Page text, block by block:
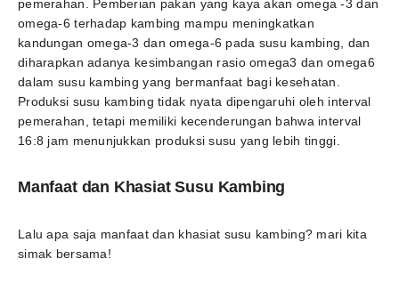
pemerahan. Pemberian pakan yang kaya akan omega -3 dan
omega-6 terhadap kambing mampu meningkatkan
kandungan omega-3 dan omega-6 pada susu kambing, dan
diharapkan adanya kesimbangan rasio omega3 dan omega6
dalam susu kambing yang bermanfaat bagi kesehatan.
Produksi susu kambing tidak nyata dipengaruhi oleh interval
pemerahan, tetapi memiliki kecenderungan bahwa interval
16:8 jam menunjukkan produksi susu yang lebih tinggi.
Manfaat dan Khasiat Susu Kambing
Lalu apa saja manfaat dan khasiat susu kambing? mari kita
simak bersama!